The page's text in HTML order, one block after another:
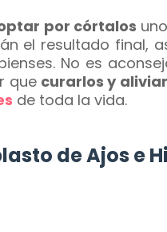
por córtalos
el resultado final,
No es
que curarlos y
de toda la vida.
de Ajos e